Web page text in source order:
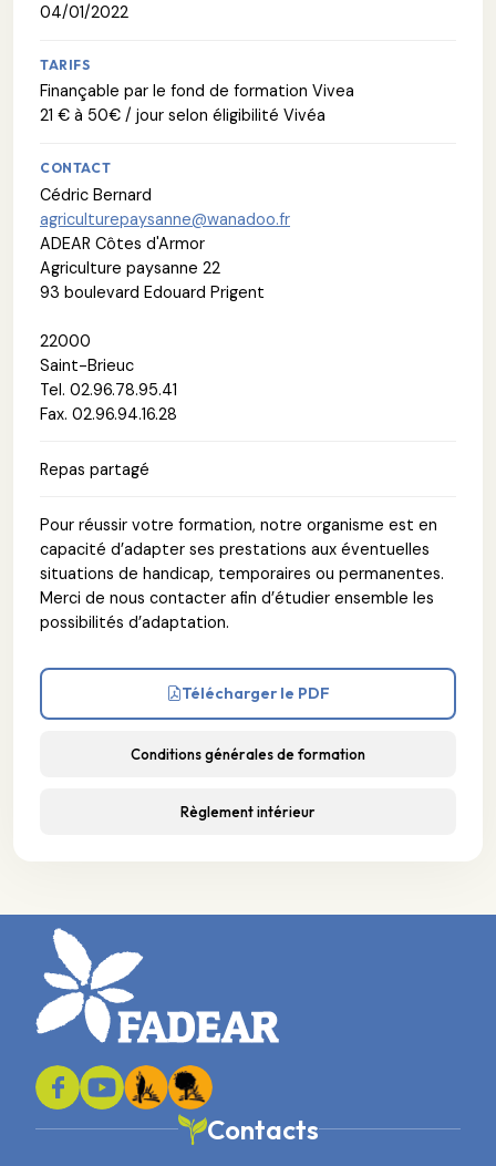
04/01/2022
TARIFS
Finançable par le fond de formation Vivea
21 € à 50€ / jour selon éligibilité Vivéa
CONTACT
Cédric Bernard
agriculturepaysanne@wanadoo.fr
ADEAR Côtes d'Armor
Agriculture paysanne 22
93 boulevard Edouard Prigent
22000
Saint-Brieuc
Tel. 02.96.78.95.41
Fax. 02.96.94.16.28
Repas partagé
Pour réussir votre formation, notre organisme est en
capacité d’adapter ses prestations aux éventuelles
situations de handicap, temporaires ou permanentes.
Merci de nous contacter afin d’étudier ensemble les
possibilités d’adaptation.
Télécharger le PDF
Conditions générales de formation
Règlement intérieur
Contacts